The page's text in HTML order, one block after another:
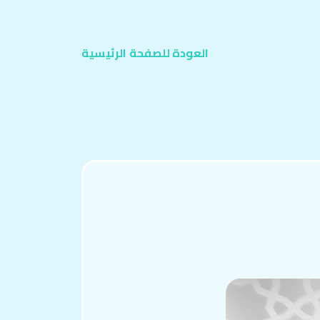
العودة للصفحة الرئيسية